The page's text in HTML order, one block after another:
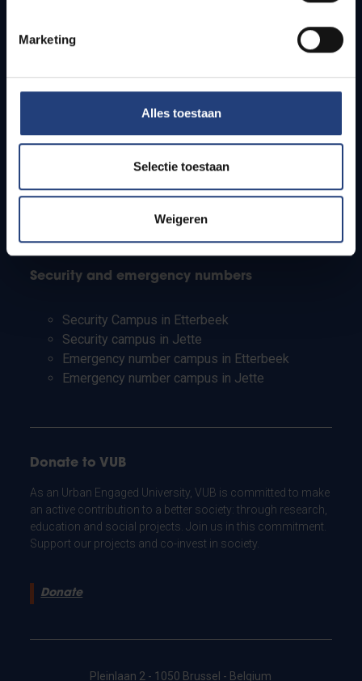
Marketing
Alles toestaan
Selectie toestaan
Weigeren
Students
PhD students
Teachers and secondary schools
Working students
Security and emergency numbers
Security Campus in Etterbeek
Security campus in Jette
Emergency number campus in Etterbeek
Emergency number campus in Jette
Donate to VUB
As an Urban Engaged University, VUB is committed to make
an active contribution to a better society: through research,
education and social projects. Join us in this commitment.
Support our projects and co-invest in society.
Donate
Pleinlaan 2 - 1050 Brussel - Belgium